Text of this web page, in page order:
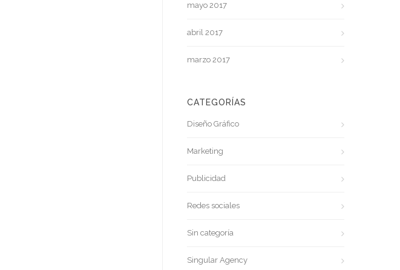
mayo 2017
abril 2017
marzo 2017
CATEGORÍAS
Diseño Gráfico
Marketing
Publicidad
Redes sociales
Sin categoría
Singular Agency